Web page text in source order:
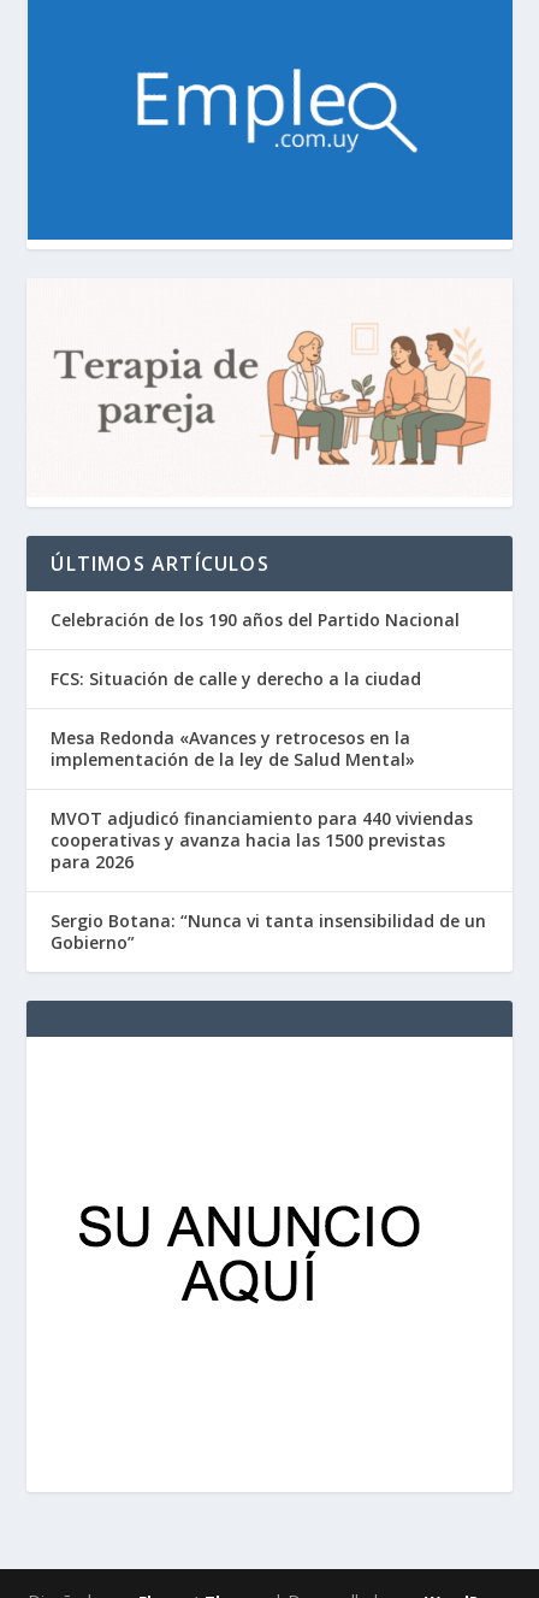
ÚLTIMOS ARTÍCULOS
Celebración de los 190 años del Partido Nacional
FCS: Situación de calle y derecho a la ciudad
Mesa Redonda «Avances y retrocesos en la
implementación de la ley de Salud Mental»
MVOT adjudicó financiamiento para 440 viviendas
cooperativas y avanza hacia las 1500 previstas
para 2026
Sergio Botana: “Nunca vi tanta insensibilidad de un
Gobierno”